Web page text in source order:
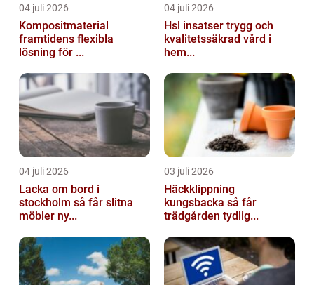
04 juli 2026
Kompositmaterial
framtidens flexibla
lösning för ...
04 juli 2026
Hsl insatser trygg och
kvalitetssäkrad vård i
hem...
04 juli 2026
Lacka om bord i
stockholm så får slitna
möbler ny...
03 juli 2026
Häckklippning
kungsbacka så får
trädgården tydlig...